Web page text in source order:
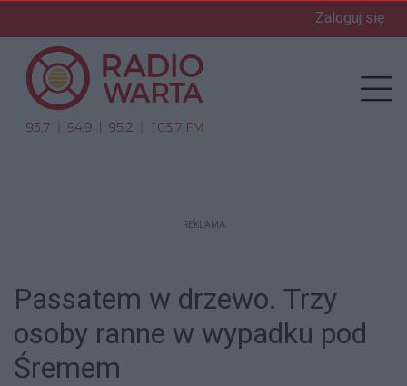
Zaloguj się
REKLAMA
Passatem w drzewo. Trzy
osoby ranne w wypadku pod
Śremem